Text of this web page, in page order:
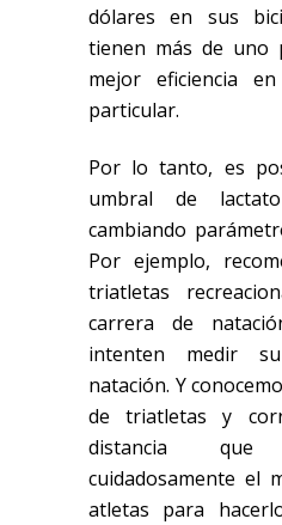
dólares en sus
tienen más de uno
mejor eficiencia
particular.
Por lo tanto, es
umbral de
cambiando
Por ejemplo,
triatletas
carrera de
intenten medir
natación. Y
de triatletas y
distancia que
cuidadosamente el
atletas para